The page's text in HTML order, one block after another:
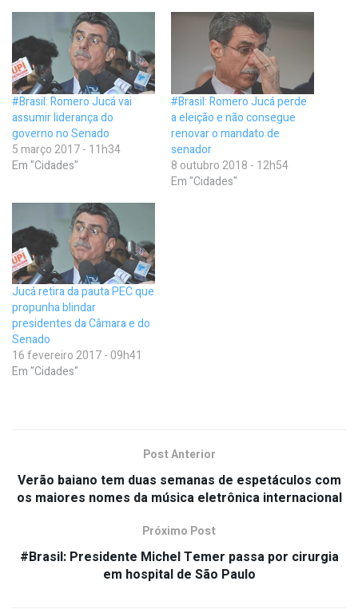
#Brasil: Romero Jucá vai
assumir liderança do
governo no Senado
5 março 2017 - 11h34
Em "Cidades"
#Brasil: Romero Jucá perde
a eleição e não consegue
renovar o mandato de
senador
8 outubro 2018 - 12h54
Em "Cidades"
Jucá retira da pauta PEC que
propunha blindar
presidentes da Câmara e do
Senado
16 fevereiro 2017 - 09h41
Em "Cidades"
Post Anterior
Verão baiano tem duas semanas de espetáculos com
os maiores nomes da música eletrônica internacional
Próximo Post
#Brasil: Presidente Michel Temer passa por cirurgia
em hospital de São Paulo